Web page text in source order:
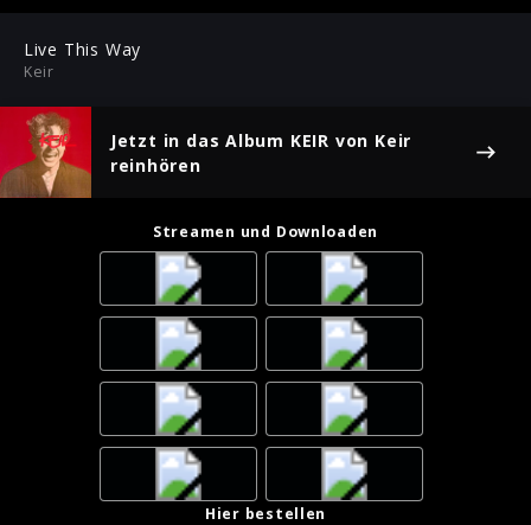
Play Mute
Live This Way
Keir
Jetzt in das Album KEIR von Keir
reinhören
Streamen und Downloaden
Hier bestellen